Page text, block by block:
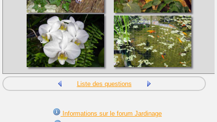
Liste des questions
Informations sur le forum Jardinage